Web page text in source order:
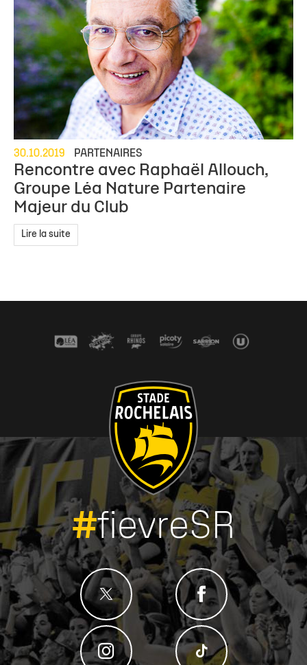
30.10.2019 PARTENAIRES
Rencontre avec Raphaël Allouch,
Groupe Léa Nature Partenaire
Majeur du Club
Lire la suite
#fievreSR